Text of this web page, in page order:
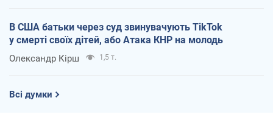
В США батьки через суд звинувачують TikTok
у смерті своїх дітей, або Атака КНР на молодь
Олександр Кірш 1,5 т.
Всі думки